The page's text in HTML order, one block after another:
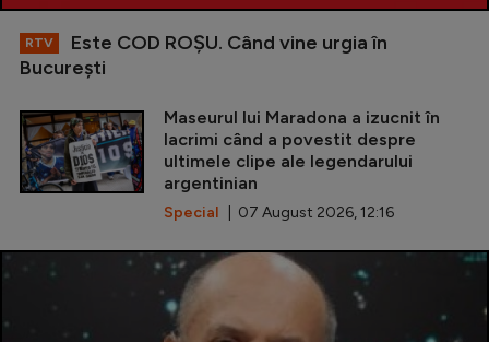
RTV
Este COD ROŞU. Când vine urgia în
Bucureşti
Maseurul lui Maradona a izucnit în
lacrimi când a povestit despre
ultimele clipe ale legendarului
argentinian
Special | 07 August 2026, 12:16